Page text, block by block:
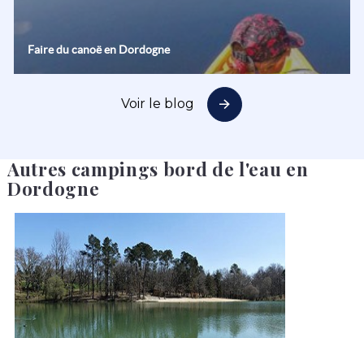
Faire du canoë en Dordogne
Voir le blog
Autres campings bord de l'eau en
Dordogne